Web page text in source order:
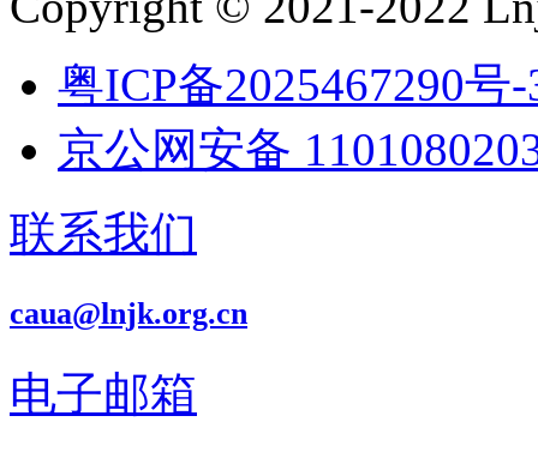
粤ICP备2025467290号-
京公网安备
联系我们
caua@lnjk.org.cn
电子邮箱